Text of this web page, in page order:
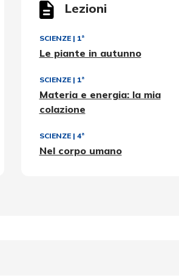
Lezioni
SCIENZE| 1ª
Le piante in autunno
SCIENZE| 1ª
Materia e energia: la mia
colazione
SCIENZE| 4ª
Nel corpo umano